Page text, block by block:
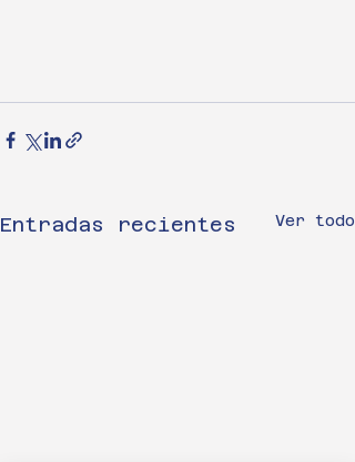
Entradas recientes Ver todo